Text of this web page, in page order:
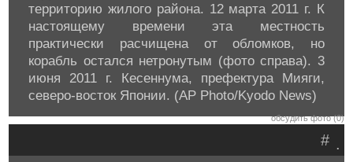
территорию жилого района. 12 марта 2011 г. К
настоящему времени эта местность
практически расчищена от обломков, но
корабль остался нетронутым (фото справа). 3
июня 2011 г. Кесеннума, префектура Мияги,
северо-восток Японии. (AP Photo/Kyodo News)
обсудить фото (0)
.
#